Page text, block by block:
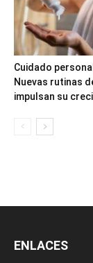
Cuidado
Nuevas rutinas
impulsan su
ENLACES